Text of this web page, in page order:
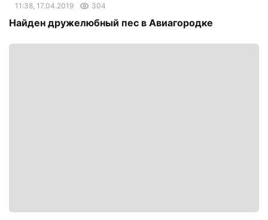
11:38, 17.04.2019 304
Найден дружелюбный пес в Авиагородке